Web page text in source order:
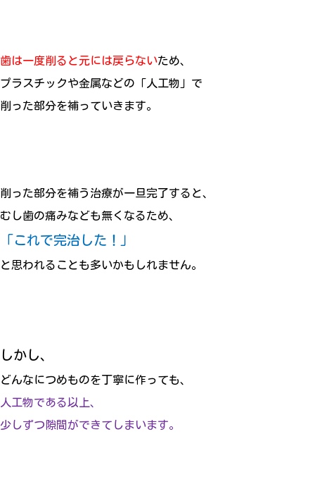
歯は一度削ると元には戻らないため、
プラスチックや金属などの「人工物」で
削った部分を補っていきます。
削った部分を補う治療が一旦完了すると、
むし歯の痛みなども無くなるため、
「これで完治した！」
と思われることも多いかもしれません。
しかし、
どんなにつめものを丁寧に作っても、
人工物である以上、
少しずつ隙間ができてしまいます。